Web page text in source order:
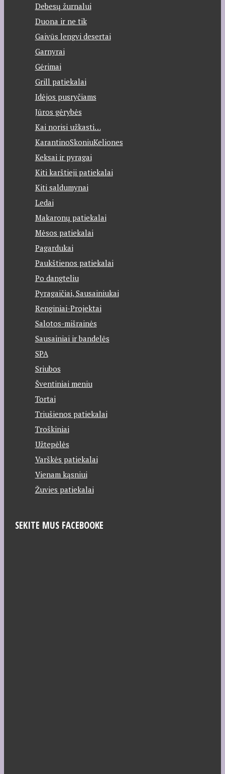
Debesų žurnalui
Duona ir ne tik
Gaivūs lengvi desertai
Garnyrai
Gėrimai
Grill patiekalai
Idėjos pusryčiams
Jūros gėrybės
Kai norisi užkasti…
KarantinoSkoniuKeliones
Keksai ir pyragai
Kiti karštieji patiekalai
Kiti saldumynai
Ledai
Makaronų patiekalai
Mėsos patiekalai
Pagardukai
Paukštienos patiekalai
Po dangteliu
Pyragaičiai, Sausainiukai
Renginiai-Projektai
Salotos-mišrainės
Sausainiai ir bandelės
SPA
Sriubos
Šventiniai meniu
Tortai
Triušienos patiekalai
Troškiniai
Užtepėlės
Varškės patiekalai
Vienam kąsniui
Žuvies patiekalai
SEKITE MUS FACEBOOKE